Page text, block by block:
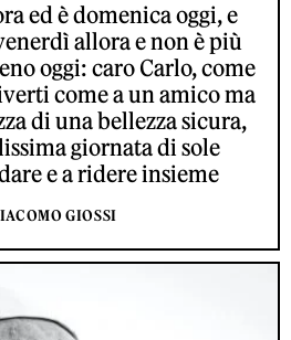
ed è domenica oggi, e
allora e non è più
oggi: caro Carlo, come
come a un amico ma
di una bellezza sicura,
giornata di sole
e a ridere insieme
GIOSSI